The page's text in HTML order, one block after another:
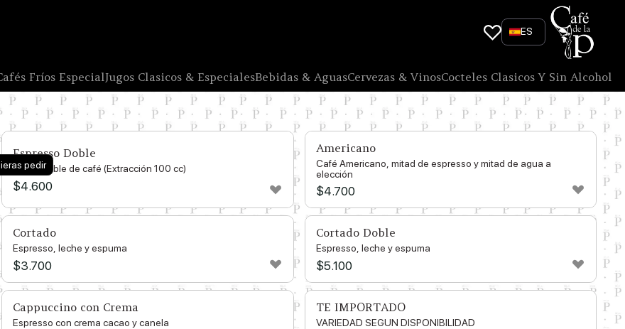
ES
Fríos EspecialJugos Clasicos & EspecialesBebidas & AguasCervezas & VinosCocteles Clasicos Y Sin Alcohol
Espresso Doble
Carga doble de café (Extracción 100 cc)
$4.600
Americano
Café Americano, mitad de espresso y mitad de agua a
elección
$4.700
Cortado
Espresso, leche y espuma
$3.700
Cortado Doble
Espresso, leche y espuma
$5.100
Cappuccino con Crema
Espresso con crema cacao y canela
TE IMPORTADO
VARIEDAD SEGUN DISPONIBILIDAD
pedir